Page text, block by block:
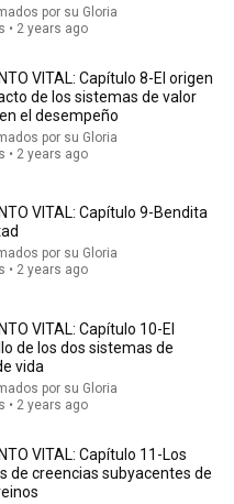
por su Gloria
• 2 years ago
VITAL: Capítulo 8-El origen
de los sistemas de valor
el desempeño
por su Gloria
• 2 years ago
VITAL: Capítulo 9-Bendita
por su Gloria
• 2 years ago
VITAL: Capítulo 10-El
de los dos sistemas de
vida
por su Gloria
• 2 years ago
VITAL: Capítulo 11-Los
de creencias subyacentes de